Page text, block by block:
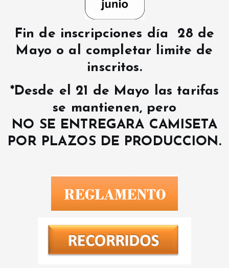
Fin de inscripciones día 28 de
Mayo o al completar limite de
inscritos.
*Desde el 21 de Mayo las tarifas
se mantienen, pero
NO SE ENTREGARA CAMISETA
POR PLAZOS DE PRODUCCION.